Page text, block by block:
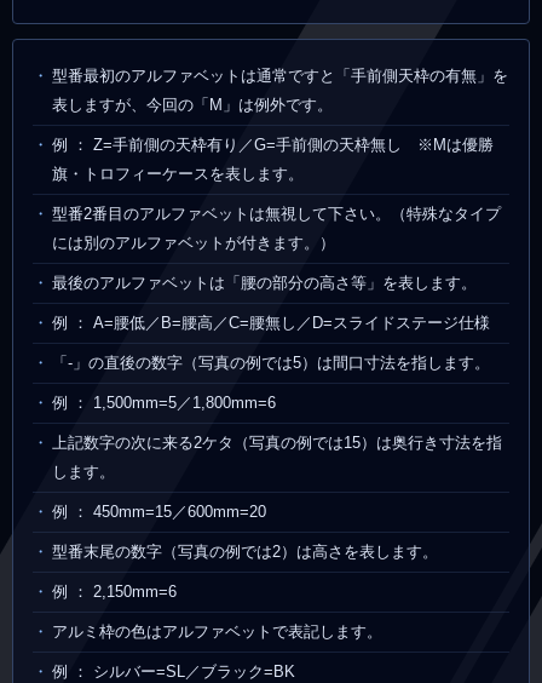
型番最初のアルファベットは通常ですと「手前側天枠の有無」を
表しますが、今回の「M」は例外です。
例 ： Z=手前側の天枠有り／G=手前側の天枠無し ※Mは優勝
旗・トロフィーケースを表します。
型番2番目のアルファベットは無視して下さい。（特殊なタイプ
には別のアルファベットが付きます。）
最後のアルファベットは「腰の部分の高さ等」を表します。
例 ： A=腰低／B=腰高／C=腰無し／D=スライドステージ仕様
「-」の直後の数字（写真の例では5）は間口寸法を指します。
例 ： 1,500mm=5／1,800mm=6
上記数字の次に来る2ケタ（写真の例では15）は奥行き寸法を指
します。
例 ： 450mm=15／600mm=20
型番末尾の数字（写真の例では2）は高さを表します。
例 ： 2,150mm=6
アルミ枠の色はアルファベットで表記します。
例 ： シルバー=SL／ブラック=BK